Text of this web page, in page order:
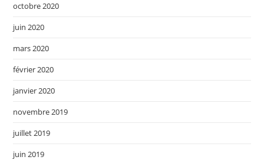
octobre 2020
juin 2020
mars 2020
février 2020
janvier 2020
novembre 2019
juillet 2019
juin 2019